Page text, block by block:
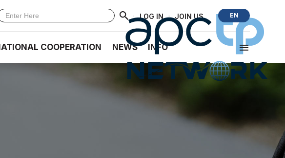
· LOG IN · JOIN US EN
COOPERATION NEWS INFO